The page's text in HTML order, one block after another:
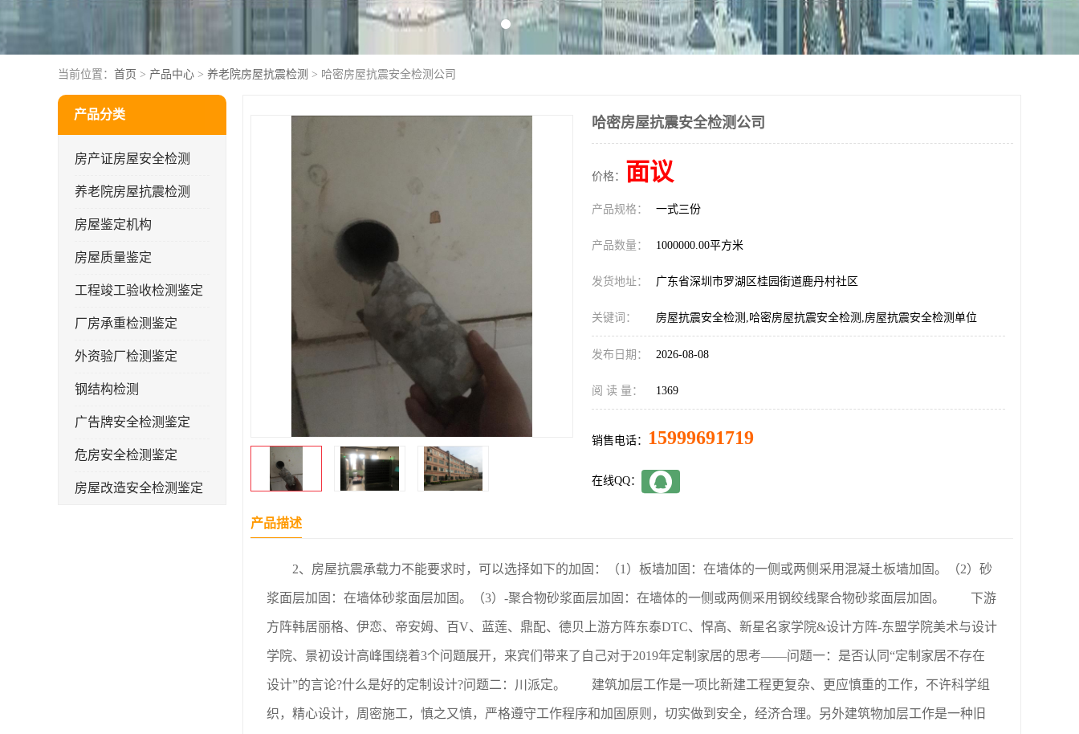
当前位置： 首页 > 产品中心 > 养老院房屋抗震检测 > 哈密房屋抗震安全检测公司
产品分类
房产证房屋安全检测
养老院房屋抗震检测
房屋鉴定机构
房屋质量鉴定
工程竣工验收检测鉴定
厂房承重检测鉴定
外资验厂检测鉴定
钢结构检测
广告牌安全检测鉴定
危房安全检测鉴定
房屋改造安全检测鉴定
哈密房屋抗震安全检测公司
价格： 面议
产品规格： 一式三份
产品数量： 1000000.00平方米
发货地址： 广东省深圳市罗湖区桂园街道鹿丹村社区
关键词： 房屋抗震安全检测,哈密房屋抗震安全检测,房屋抗震安全检测单位
发布日期： 2026-08-08
阅 读 量： 1369
销售电话： 15999691719
在线QQ：
产品描述
2、房屋抗震承载力不能要求时，可以选择如下的加固：（1）板墙加固：在墙体的一侧或两侧采用混凝土板墙加固。（2）砂
浆面层加固：在墙体砂浆面层加固。（3）-聚合物砂浆面层加固：在墙体的一侧或两侧采用钢绞线聚合物砂浆面层加固。 下游
方阵韩居丽格、伊恋、帝安姆、百V、蓝莲、鼎配、德贝上游方阵东泰DTC、悍高、新星名家学院&设计方阵-东盟学院美术与设计
学院、景初设计高峰围绕着3个问题展开，来宾们带来了自己对于2019年定制家居的思考——问题一：是否认同“定制家居不存在
设计”的言论?什么是好的定制设计?问题二：川派定。 建筑加层工作是一项比新建工程更复杂、更应慎重的工作，不许科学组
织，精心设计，周密施工，慎之又慎，严格遵守工作程序和加固原则，切实做到安全，经济合理。另外建筑物加层工作是一种旧